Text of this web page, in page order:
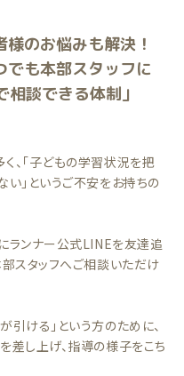
様のお悩みも解決！
でも本部スタッフに
相談できる体制」
、「子どもの学習状況を把
」というご不安をお持ちの
ランナー公式LINEを友達追
スタッフへご相談いただけ
ける」という方のために、
差し上げ、指導の様子をこち